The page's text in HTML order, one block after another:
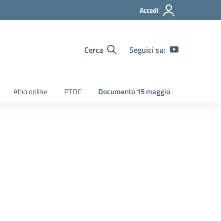
Accedi
Cerca Seguici su:
Albo online PTOF Documento 15 maggio